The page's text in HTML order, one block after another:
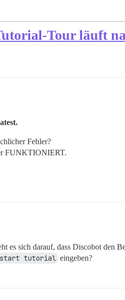
Tour läuft
Fehler?
FUNKTIONIERT.
es sich darauf, dass Discobot den
start tutorial eingeben?